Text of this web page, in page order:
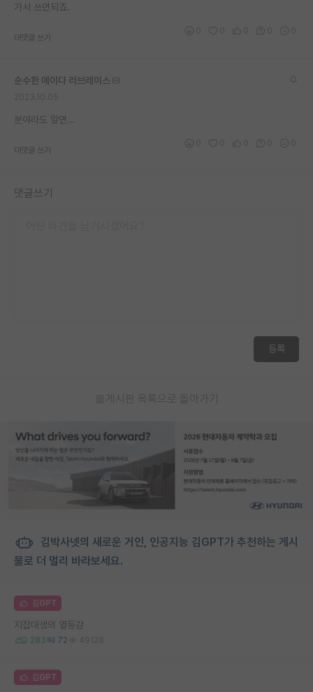
반도체 아카데미
가서 쓰면되죠.
대댓글 쓰기
순수한 에이다 러브레이스
분야라도 알면…
대댓글 쓰기
댓글쓰기
등록
게시판 목록으로 돌아가기
김박사넷의 새로운 거인, 인공지능 김GPT가 추천하는 게시
물로 더 멀리 바라보세요.
김GPT
지잡대생의 열등감
283 72 49128
김GPT